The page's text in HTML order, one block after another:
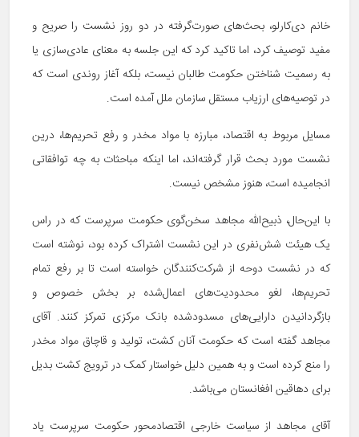
خانم دی‌کارلو، بحث‌های صورت‌گرفته در دو روز نشست را صریح و
مفید توصیف کرد، اما تاکید کرد که این جلسه به معنای عادی‌سازی یا
به رسمیت شناختن حکومت طالبان نیست، بلکه آغاز روندی است که
در توصیه‌های ارزیاب مستقل سازمان ملل آمده است.
مسایل مربوط به اقتصاد، مبارزه با مواد مخدر و رفع تحریم‌ها، درین
نشست مورد بحث قرار گرفته‌اند، اما اینکه مباحثات به چه توافقاتی
انجامیده است، هنوز مشخص نیست.
با این‌حال، ذبیح‌الله مجاهد سخن‌گوی حکومت سرپرست که در راس
یک هیئت شش‌نفری در این نشست اشتراک کرده بود، نوشته است
که در نشست دوحه از شرکت‌کنندگان خواسته است تا بر رفع تمام
تحریم‌ها، لغو محدودیت‌های اعمال‌شده بر بخش خصوص و
بازگردانیدن دارایی‌های مسدودشده بانک مرکزی تمرکز کنند. آقای
مجاهد گفته است که حکومت آنان کشت، تولید و قاچاق مواد مخدر
را منع کرده است و به همین دلیل خواستار کمک در ترویج کشت بدیل
برای دهاقین افغانستان می‌باشد.
آقای مجاهد از سیاست خارجی اقتصادمحور حکومت سرپرست یاد